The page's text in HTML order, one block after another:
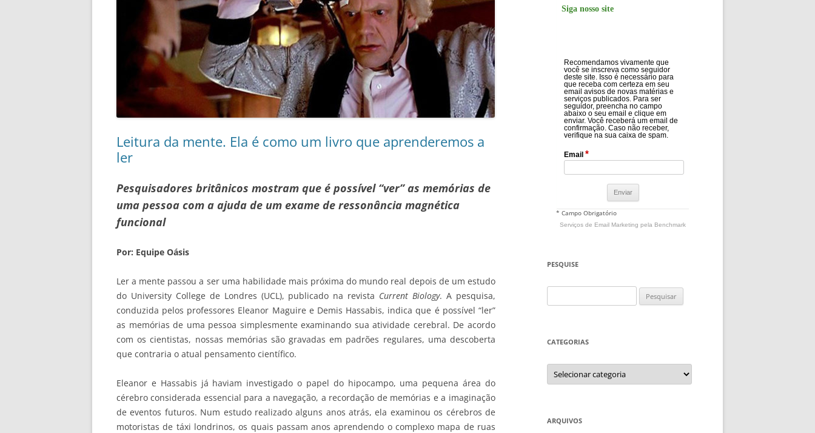
Leitura da mente. Ela é como um livro que aprenderemos a
ler
Pesquisadores britânicos mostram que é possível “ver” as memórias de
uma pessoa com a ajuda de um exame de ressonância magnética
funcional
Por: Equipe Oásis
Ler a mente passou a ser uma habilidade mais próxima do mundo real depois de um estudo
do University College de Londres (UCL), publicado na revista Current Biology. A pesquisa,
conduzida pelos professores Eleanor Maguire e Demis Hassabis, indica que é possível “ler”
as memórias de uma pessoa simplesmente examinando sua atividade cerebral. De acordo
com os cientistas, nossas memórias são gravadas em padrões regulares, uma descoberta
que contraria o atual pensamento científico.
Eleanor e Hassabis já haviam investigado o papel do hipocampo, uma pequena área do
cérebro considerada essencial para a navegação, a recordação de memórias e a imaginação
de eventos futuros. Num estudo realizado alguns anos atrás, ela examinou os cérebros de
motoristas de táxi londrinos, os quais passam anos aprendendo o complexo mapa de ruas
Siga nosso site
Recomendamos vivamente que
você se inscreva como seguidor
deste site. Isso é necessário para
que receba com certeza em seu
email avisos de novas matérias e
serviços publicados. Para ser
seguidor, preencha no campo
abaixo o seu email e clique em
enviar. Você receberá um email de
confirmação. Caso não receber,
verifique na sua caixa de spam.
Email *
* Campo Obrigatório
Serviços de Email Marketing pela Benchmark
PESQUISE
por:
CATEGORIAS
Categorias
ARQUIVOS